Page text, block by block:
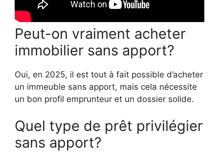
Peut-on vraiment acheter
immobilier sans apport?
Oui, en 2025, il est tout à fait possible d’acheter
un immeuble sans apport, mais cela nécessite
un bon profil emprunteur et un dossier solide.
Quel type de prêt privilégier
sans apport?